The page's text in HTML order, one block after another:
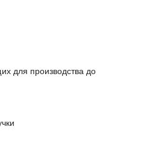
для производства до